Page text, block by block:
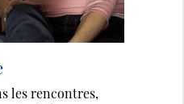
les rencontres,